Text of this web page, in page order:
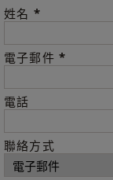
姓名 *
電子郵件 *
電話
聯絡方式